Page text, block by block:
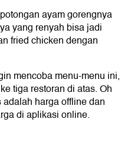
ayam gorengnya
yang renyah bisa jadi
fried chicken dengan
mencoba menu-menu ini,
tiga restoran di atas. Oh
harga offline dan
di aplikasi online.